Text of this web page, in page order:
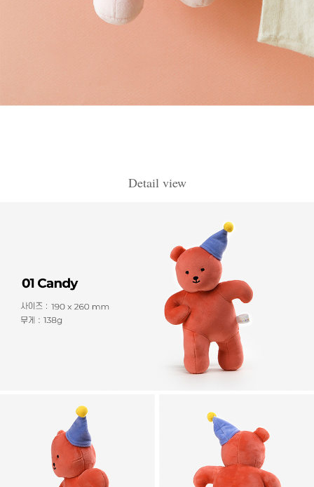
Detail view